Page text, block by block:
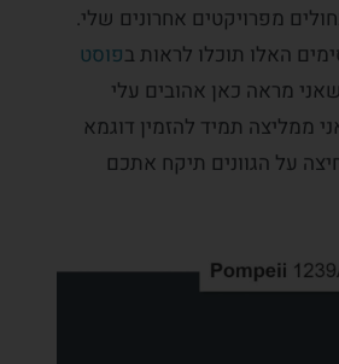
מפרויקטים אחרונים שלי.
האלו תוכלו לראות בפוסט
שאני מראה כאן אהובים עלי
ממליצה תמיד להזמין דוגמא
על הגוונים תיקח אתכם